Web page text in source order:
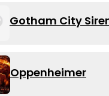
Gotham City
Oppenheimer